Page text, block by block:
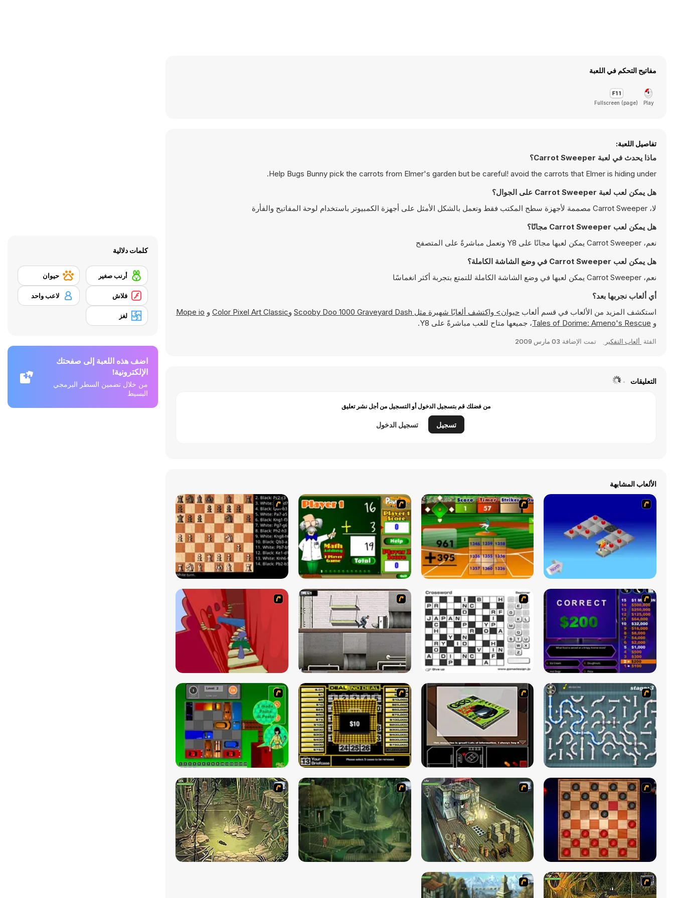
مفاتيح التحكم في اللعبة
Play
Fullscreen (page)
تفاصيل اللعبة:
ماذا يحدث في لعبة Carrot Sweeper؟
Help Bugs Bunny pick the carrots from Elmer's garden but be careful! avoid the carrots that Elmer is hiding under.
هل يمكن لعب لعبة Carrot Sweeper على الجوال؟
لا، Carrot Sweeper مصممة لأجهزة سطح المكتب فقط وتعمل بالشكل الأمثل على أجهزة الكمبيوتر باستخدام لوحة المفاتيح والفأرة
هل يمكن لعب Carrot Sweeper مجانًا؟
نعم، Carrot Sweeper يمكن لعبها مجانًا على Y8 وتعمل مباشرةً على المتصفح
هل يمكن لعب Carrot Sweeper في وضع الشاشة الكاملة؟
نعم، Carrot Sweeper يمكن لعبها في وضع الشاشة الكاملة للتمتع بتجربة أكثر انغماسًا
أي ألعاب نجربها بعد؟
استكشف المزيد من الألعاب في قسم ألعاب حيوان> واكتشف ألعابًا شهيرة مثل Scooby Doo 1000 Graveyard Dash وColor Pixel Art Classic و Mope io
و Tales of Dorime: Ameno's Rescue، جميعها متاح للعب مباشرةً على Y8.
الفئة ألعاب التفكير تمت الإضافة 03 مارس 2009
التعليقات
من فضلك قم بتسجيل الدخول أو التسجيل من أجل نشر تعليق
تسجيل تسجيل الدخول
الألعاب المشابهة
كلمات دلالية
أرنب صغير حيوان
فلاش لاعب واحد
لغز
اضف هذه اللعبة إلى صفحتك
الإلكترونية!
من خلال تضمين السطر البرمجي
البسيط